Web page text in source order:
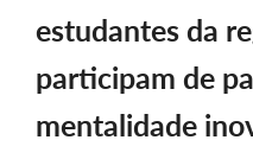
estudantes da
participam de
mentalidade